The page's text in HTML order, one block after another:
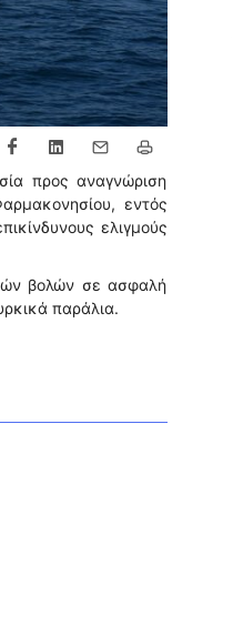
προς αναγνώριση
εντός
ελιγμούς
βολών σε ασφαλή
παράλια.